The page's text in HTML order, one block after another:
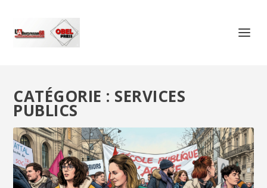
CATÉGORIE : SERVICES
PUBLICS